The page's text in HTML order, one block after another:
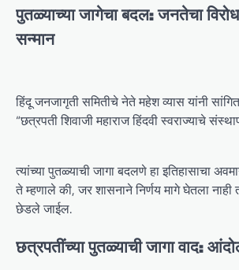
पुतळ्याच्या जागेचा बदल: जनतेचा
सन्मान
हिंदू जनजागृती समितीचे नेते महेश व्यास यांनी
“छत्रपती शिवाजी महाराज हिंदवी स्वराज्याचे
त्यांच्या पुतळ्याची जागा बदलणे हा इतिहासाचा
ते म्हणाले की, जर शासनाने निर्णय मागे घेतला
छेडले जाईल.
छत्रपतींच्या पुतळ्याची जागा वाद: